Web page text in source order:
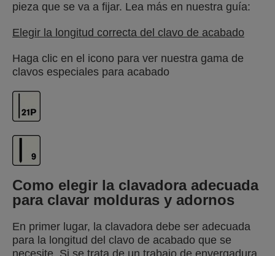
pieza que se va a fijar. Lea más en nuestra guía:
Elegir la longitud correcta del clavo de acabado
Haga clic en el icono para ver nuestra gama de
clavos especiales para acabado
Como elegir la clavadora adecuada
para clavar molduras y adornos
En primer lugar, la clavadora debe ser adecuada
para la longitud del clavo de acabado que se
necesite. Si se trata de un trabajo de envergadura,